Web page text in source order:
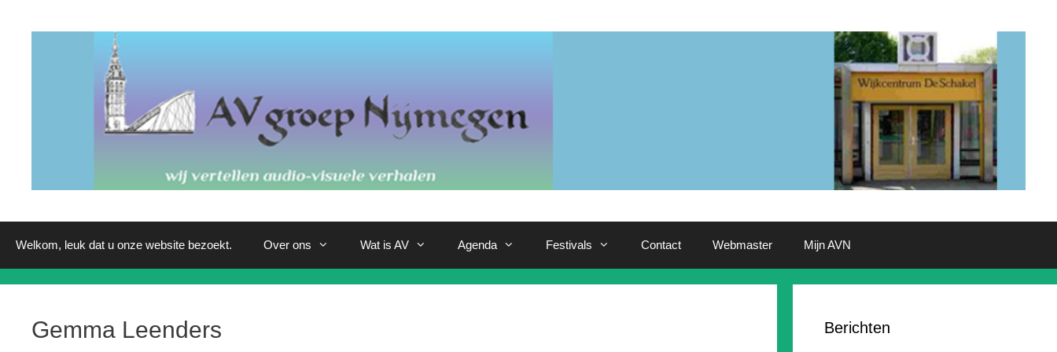
Welkom, leuk dat u onze website bezoekt. Over ons Wat is AV Agenda Festivals Contact Webmaster Mijn AVN
Gemma Leenders Berichten